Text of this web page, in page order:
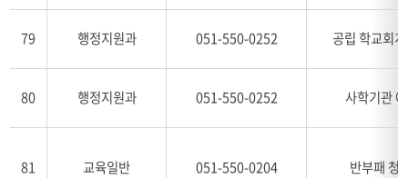
79 행정지원과 051-550-0252 공립 학교회
80 행정지원과 051-550-0252 사학기관
81 교육일반 051-550-0204 반부패 청